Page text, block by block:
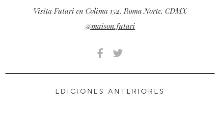
Visita Futari en Colima 152, Roma Norte, CDMX
@maison.futari
EDICIONES ANTERIORES